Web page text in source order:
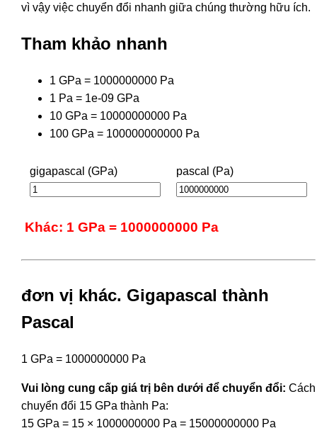
vì vậy việc chuyển đổi nhanh giữa chúng thường hữu ích.
Tham khảo nhanh
1 GPa = 1000000000 Pa
1 Pa = 1e-09 GPa
10 GPa = 10000000000 Pa
100 GPa = 100000000000 Pa
gigapascal (GPa) pascal (Pa)
Khác: 1 GPa = 1000000000 Pa
đơn vị khác. Gigapascal thành
Pascal
1 GPa = 1000000000 Pa
Vui lòng cung cấp giá trị bên dưới để chuyển đổi: Cách
chuyển đổi 15 GPa thành Pa:
15 GPa = 15 × 1000000000 Pa = 15000000000 Pa